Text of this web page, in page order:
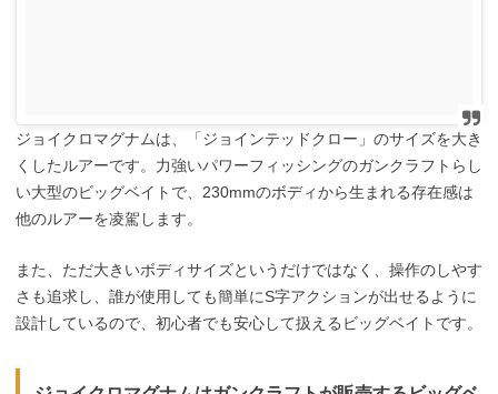
ジョイクロマグナムは、「ジョインテッドクロー」のサイズを大き
くしたルアーです。力強いパワーフィッシングのガンクラフトらし
い大型のビッグベイトで、230mmのボディから生まれる存在感は
他のルアーを凌駕します。
また、ただ大きいボディサイズというだけではなく、操作のしやす
さも追求し、誰が使用しても簡単にS字アクションが出せるように
設計しているので、初心者でも安心して扱えるビッグベイトです。